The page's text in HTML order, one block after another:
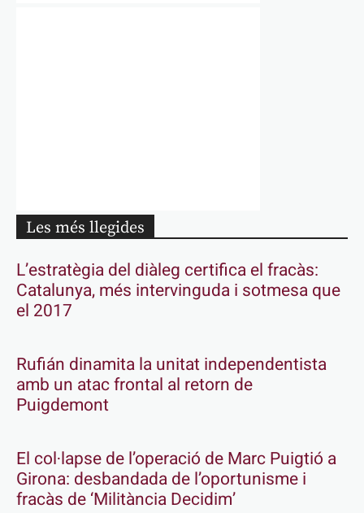
Les més llegides
L’estratègia del diàleg certifica el fracàs:
Catalunya, més intervinguda i sotmesa que
el 2017
Rufián dinamita la unitat independentista
amb un atac frontal al retorn de
Puigdemont
El col·lapse de l’operació de Marc Puigtió a
Girona: desbandada de l’oportunisme i
fracàs de ‘Militància Decidim’